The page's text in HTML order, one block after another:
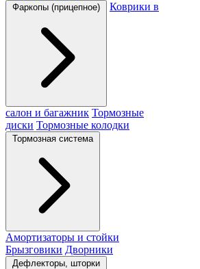
Фаркопы (прицепное) Коврики в
салон и багажник Тормозные
диски Тормозные колодки
Тормозная система
Амортизаторы и стойки
Брызговики Дворники
Дефлекторы, шторки